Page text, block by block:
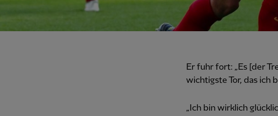
Er fuhr fort: „Es [der
wichtigste Tor, das ich
„Ich bin wirklich